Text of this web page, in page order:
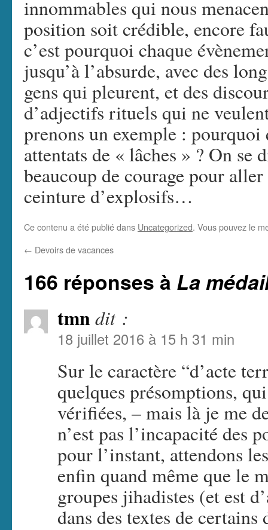
innommables qui nous
position soit crédible, encore
c’est pourquoi chaque
jusqu’à l’absurde, avec des
gens qui pleurent, et des
d’adjectifs rituels qui ne
prenons un exemple :
attentats de « lâches » ? On se
beaucoup de courage pour
ceinture d’explosifs…
Ce contenu a été publié dans Uncategorized. Vous pouvez le
← Devoirs de vacances
166 réponses à La
tmn dit :
18 juillet 2016 à 15 h 31 min
Sur le caractère “d’acte
quelques présomptions,
vérifiées, – mais là je me
n’est pas l’incapacité des
pour l’instant, attendons
enfin quand même que le
groupes jihadistes (et est
dans des textes de certains